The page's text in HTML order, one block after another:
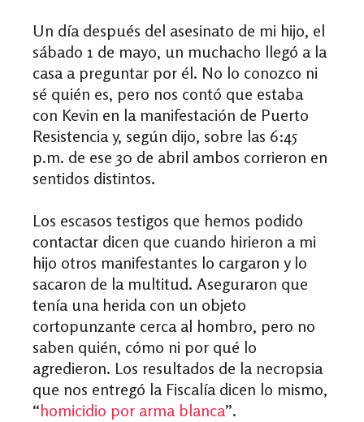
Un día después del asesinato de mi hijo, el
sábado 1 de mayo, un muchacho llegó a la
casa a preguntar por él. No lo conozco ni
sé quién es, pero nos contó que estaba
con Kevin en la manifestación de Puerto
Resistencia y, según dijo, sobre las 6:45
p.m. de ese 30 de abril ambos corrieron en
sentidos distintos.
Los escasos testigos que hemos podido
contactar dicen que cuando hirieron a mi
hijo otros manifestantes lo cargaron y lo
sacaron de la multitud. Aseguraron que
tenía una herida con un objeto
cortopunzante cerca al hombro, pero no
saben quién, cómo ni por qué lo
agredieron. Los resultados de la necropsia
que nos entregó la Fiscalía dicen lo mismo,
“homicidio por arma blanca”.